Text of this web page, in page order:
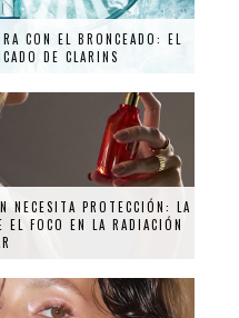
CON EL BRONCEADO: EL
DE CLARINS
NECESITA PROTECCIÓN: LA
EL FOCO EN LA RADIACIÓN